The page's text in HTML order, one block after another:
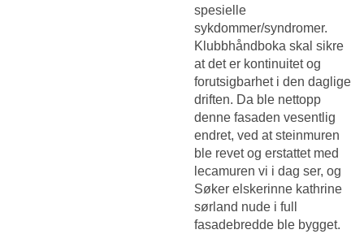
spesielle
sykdommer/syndromer.
Klubbhåndboka skal sikre
at det er kontinuitet og
forutsigbarhet i den daglige
driften. Da ble nettopp
denne fasaden vesentlig
endret, ved at steinmuren
ble revet og erstattet med
lecamuren vi i dag ser, og
Søker elskerinne kathrine
sørland nude i full
fasadebredde ble bygget.